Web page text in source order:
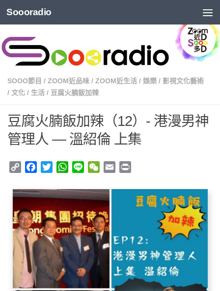
Soooradio
SOOO節目 / ZOOM近品味 / ZOOM近生活 / 娛樂 / 影視文化藝術
/ 文化 / 生活 / 豆腐火腩飯加辣
豆腐火腩飯加辣（12）- 港漫男神
管理人 — 溫紹倫 上集
Copy
Facebook
TwitterWhatsApp
Line WeChat
Email